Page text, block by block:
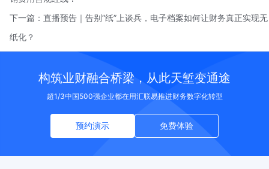
下一篇： 直播预告｜告别“纸”上谈兵，电子档案如何让财务真正实现无
纸化？
构筑业财融合桥梁，从此天堑变通途
超1/3中国500强企业都在用汇联易推进财务数字化转型
预约演示 免费体验